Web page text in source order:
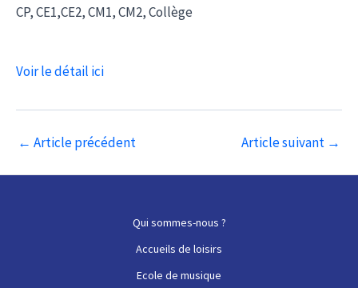
CP, CE1,CE2, CM1, CM2, Collège
Voir le détail ici
Navigation
← Article précédent Article suivant →
Qui sommes-nous ?
Accueils de loisirs
Ecole de musique